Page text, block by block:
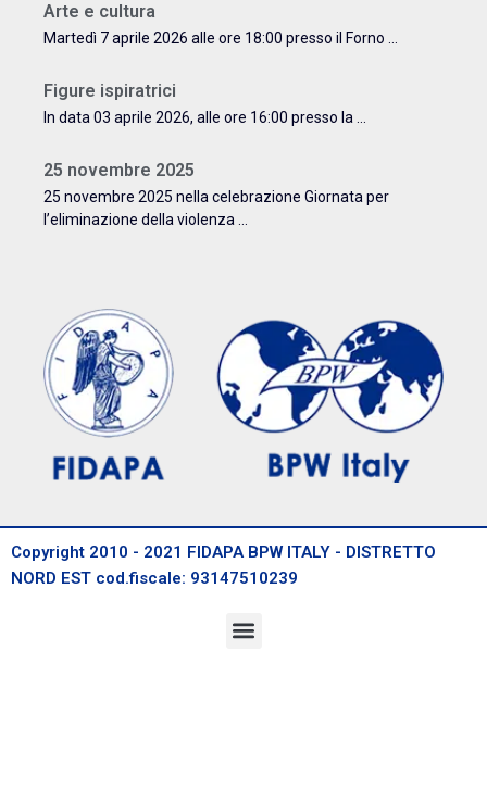
Arte e cultura
Martedì 7 aprile 2026 alle ore 18:00 presso il Forno ...
Figure ispiratrici
In data 03 aprile 2026, alle ore 16:00 presso la ...
25 novembre 2025
25 novembre 2025 nella celebrazione Giornata per
l’eliminazione della violenza ...
Copyright 2010 - 2021 FIDAPA BPW ITALY - DISTRETTO
NORD EST cod.fiscale: 93147510239